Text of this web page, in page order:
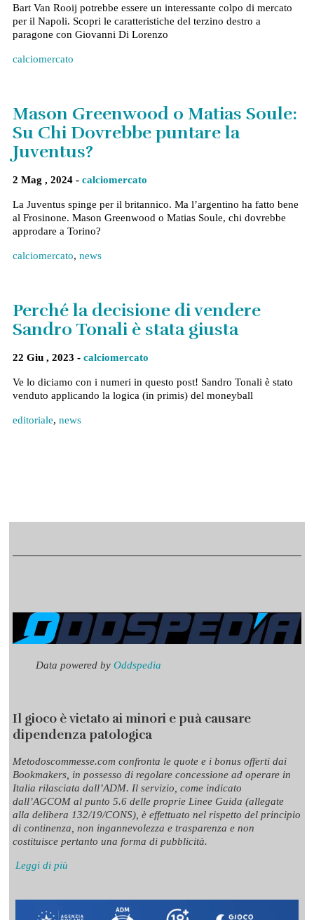
Bart Van Rooij potrebbe essere un interessante colpo di mercato
per il Napoli. Scopri le caratteristiche del terzino destro a
paragone con Giovanni Di Lorenzo
calciomercato
Mason Greenwood o Matias Soule:
Su Chi Dovrebbe puntare la
Juventus?
2 Mag , 2024 - calciomercato
La Juventus spinge per il britannico. Ma l’argentino ha fatto bene
al Frosinone. Mason Greenwood o Matias Soule, chi dovrebbe
approdare a Torino?
calciomercato, news
Perché la decisione di vendere
Sandro Tonali è stata giusta
22 Giu , 2023 - calciomercato
Ve lo diciamo con i numeri in questo post! Sandro Tonali è stato
venduto applicando la logica (in primis) del moneyball
editoriale, news
Data powered by Oddspedia
Il gioco è vietato ai minori e puà causare
dipendenza patologica
Metodoscommesse.com confronta le quote e i bonus offerti dai
Bookmakers, in possesso di regolare concessione ad operare in
Italia rilasciata dall’ADM. Il servizio, come indicato
dall’AGCOM al punto 5.6 delle proprie Linee Guida (allegate
alla delibera 132/19/CONS), è effettuato nel rispetto del principio
di continenza, non ingannevolezza e trasparenza e non
costituisce pertanto una forma di pubblicità.
Leggi di più